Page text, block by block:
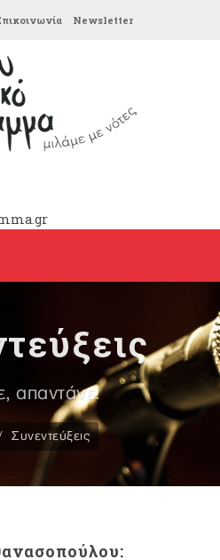
Newsletter
απαντάνε!
Συνεντεύξεις